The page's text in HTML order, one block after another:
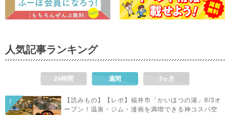
人気記事ランキング
24時間 週間 3ヶ月
【読みもの】【レポ】福井市「かいほつの湯」8/3オ
ープン！温泉・ジム・漫画を満喫できる神コスパ空